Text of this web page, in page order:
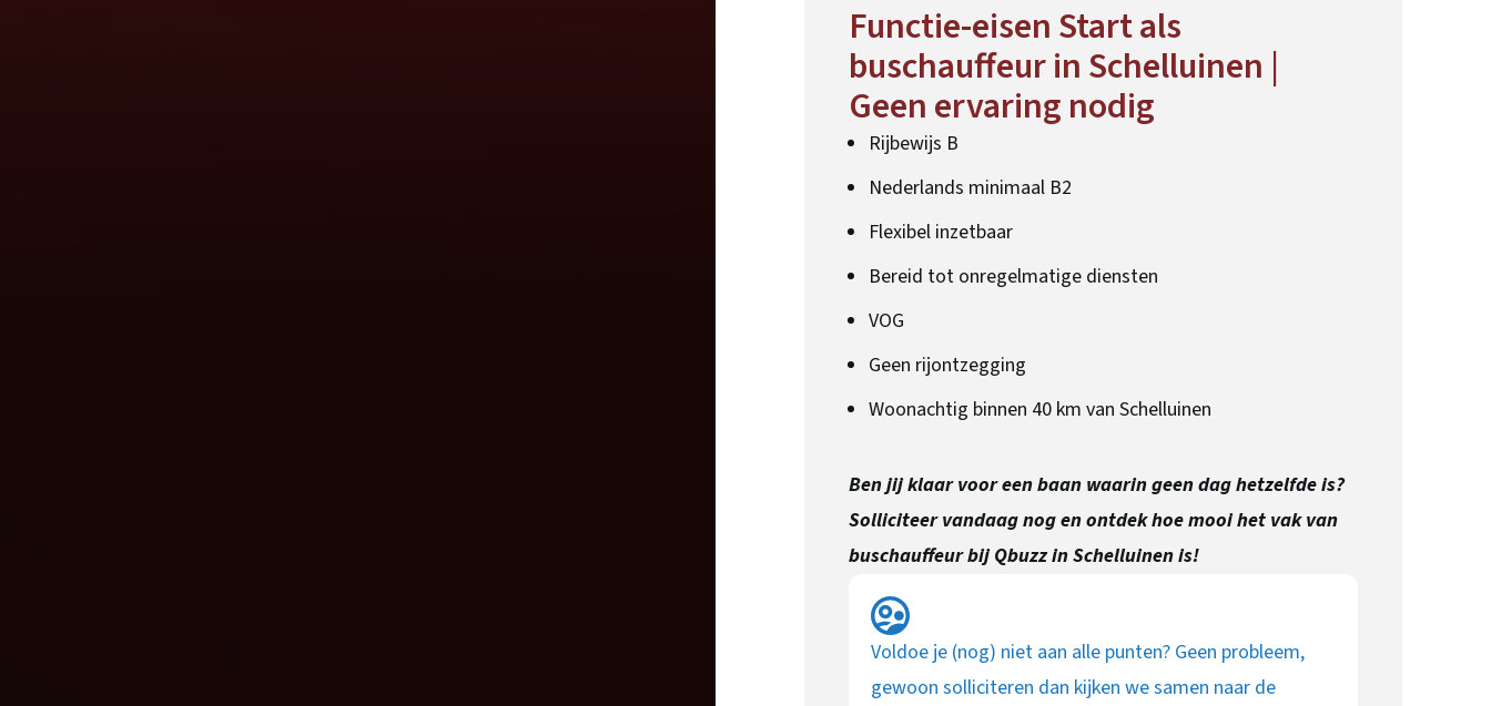
Functie-eisen Start als
buschauffeur in Schelluinen |
Geen ervaring nodig
Rijbewijs B
Nederlands minimaal B2
Flexibel inzetbaar
Bereid tot onregelmatige diensten
VOG
Geen rijontzegging
Woonachtig binnen 40 km van Schelluinen
Ben jij klaar voor een baan waarin geen dag hetzelfde is?
Solliciteer vandaag nog en ontdek hoe mooi het vak van
buschauffeur bij Qbuzz in Schelluinen is!
Voldoe je (nog) niet aan alle punten? Geen probleem,
gewoon solliciteren dan kijken we samen naar de